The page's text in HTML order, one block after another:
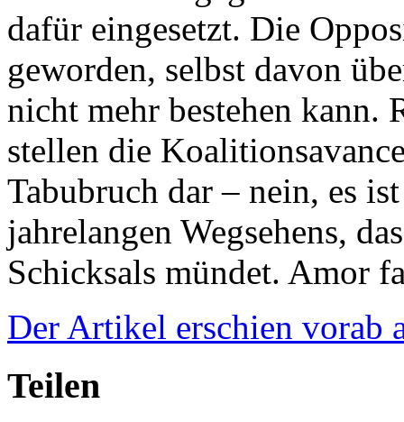
dafür eingesetzt. Die
geworden, selbst davon
nicht mehr bestehen kann.
stellen die
Tabubruch dar – nein, es
jahrelangen Wegsehens,
Schicksals mündet. Amor
Der Artikel erschien vorab
Teilen